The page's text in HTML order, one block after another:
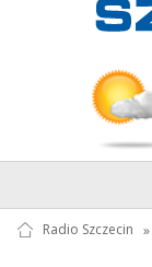
Radio Szczecin »